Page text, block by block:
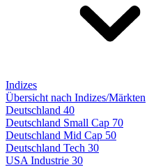
Indizes
Übersicht nach Indizes/Märkten
Deutschland 40
Deutschland Small Cap 70
Deutschland Mid Cap 50
Deutschland Tech 30
USA Industrie 30